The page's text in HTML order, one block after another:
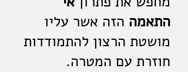
התאמה הזה אשר עליו
מושטת הרצון להתמודדות
חוזרת עם המטרה.